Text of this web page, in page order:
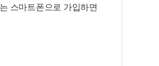
스마트폰으로 가입하면